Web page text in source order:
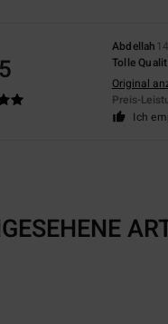
Abdellah
Tolle
Original
Preis-
Ich